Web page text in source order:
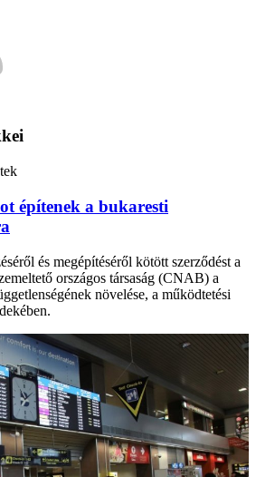
építenek a bukaresti
és megépítéséről kötött szerződést a
országos társaság (CNAB) a
növelése, a működtetési